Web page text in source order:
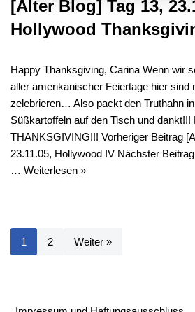
[Alter Blog] Tag 13,
Hollywood
Happy Thanksgiving, Carina Wenn wir
aller amerikanischer Feiertage hier sind
zelebrieren… Also packt den Truthahn
Süßkartoffeln auf den Tisch und dankt!!!
THANKSGIVING!!! Vorheriger Beitrag
23.11.05, Hollywood IV Nächster
… Weiterlesen »
1 2 Weiter »